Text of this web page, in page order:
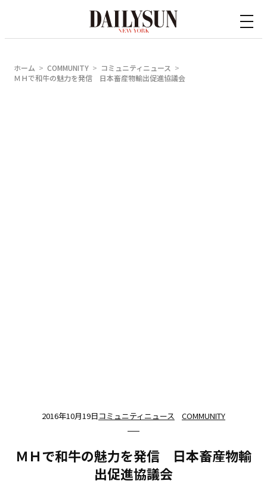
ホーム COMMUNITY
コミュニティニュース
ＭＨで和牛の魅力を発信 日本畜産物輸出促進協議会
2016年10月19日コミュニティニュース COMMUNITY
ＭＨで和牛の魅力を発信 日本畜産物輸
出促進協議会